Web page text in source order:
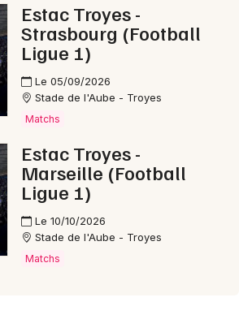
Estac Troyes -
Strasbourg (Football
Ligue 1)
Le 05/09/2026
Stade de l'Aube - Troyes
Matchs
Estac Troyes -
Marseille (Football
Ligue 1)
Le 10/10/2026
Stade de l'Aube - Troyes
Matchs